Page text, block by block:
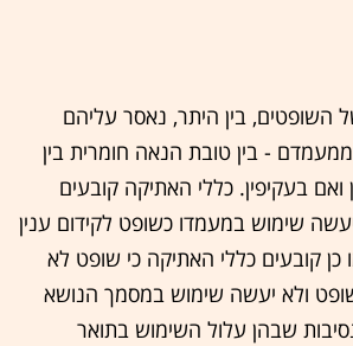
השופטים, בין היתר, נאסר עליהם
- בין טובת הנאה חומרית בין
בעקיפין. כללי האתיקה קובעים
שימוש במעמדו כשופט לקידום ענין
קובעים כללי האתיקה כי שופט לא
שופט ולא יעשה שימוש במסמך הנושא
שבהן עלול השימוש בתואר